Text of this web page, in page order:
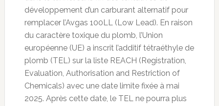
développement d’un carburant alternatif pour
remplacer l’Avgas 100LL (Low Lead). En raison
du caractère toxique du plomb, l’Union
européenne (UE) a inscrit l’additif tétraéthyle de
plomb (TEL) sur la liste REACH (Registration,
Evaluation, Authorisation and Restriction of
Chemicals) avec une date limite fixée à mai
2025. Après cette date, le TEL ne pourra plus